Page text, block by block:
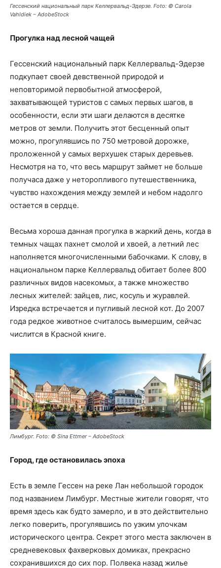
Гессенский национальный парк Келлервальд-Эдерзе. Foto: © Carola
Vahldiek – AdobeStock
Прогулка над лесной чащей
Гессенский национальный парк Келлервальд-Эдерзе
подкупает своей девственной природой и
неповторимой первобытной атмосферой,
захватывающей туристов с самых первых шагов, в
особенности, если эти шаги делаются в десятке
метров от земли. Получить этот бесценный опыт
можно, прогулявшись по 750 метровой дорожке,
проложенной у самых верхушек старых деревьев.
Несмотря на то, что весь маршрут займет не больше
получаса даже у неторопливого путешественника,
чувство нахождения между землей и небом надолго
остается в сердце.
Весьма хороша данная прогулка в жаркий день, когда в
темных чащах пахнет смолой и хвоей, а летний лес
наполняется многочисленными бабочками. К слову, в
национальном парке Келлервальд обитает более 800
различных видов насекомых, а также множество
лесных жителей: зайцев, лис, косуль и журавлей.
Изредка встречается и пугливый лесной кот. До 2007
года редкое животное считалось вымершим, сейчас
числится в Красной книге.
Лимбург. Foto: © Sina Ettmer – AdobeStock
Город, где остановилась эпоха
Есть в земле Гессен на реке Лан небольшой городок
под названием Лимбург. Местные жители говорят, что
время здесь как будто замерло, и в это действительно
легко поверить, прогулявшись по узким улочкам
исторического центра. Секрет этого места заключен в
средневековых фахверковых домиках, прекрасно
сохранившихся до сих пор. Полвека назад жилье